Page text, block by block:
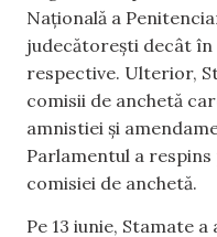
Națională a
judecătorești decât
respective. Ulterior,
comisii de anchetă
amnistiei și
Parlamentul a
comisiei de anchetă.
Pe 13 iunie, Stamate